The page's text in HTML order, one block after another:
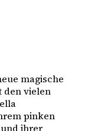
magische
den vielen
pinken
ihrer